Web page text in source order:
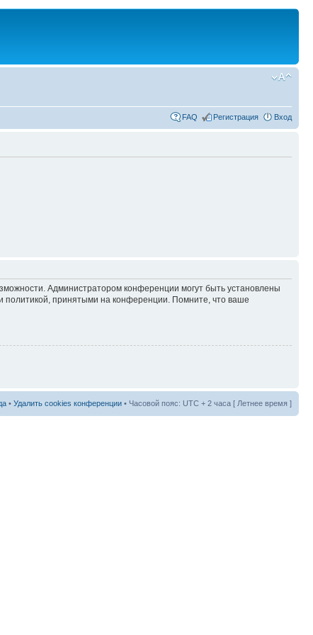
FAQ Регистрация Вход
Администратором конференции могут быть установлены
политикой, принятыми на конференции. Помните, что ваше
• Удалить cookies конференции • Часовой пояс: UTC + 2 часа [ Летнее время ]